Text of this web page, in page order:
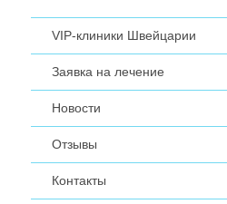
VIP-клиники Швейцарии
Заявка на лечение
Новости
Отзывы
Контакты